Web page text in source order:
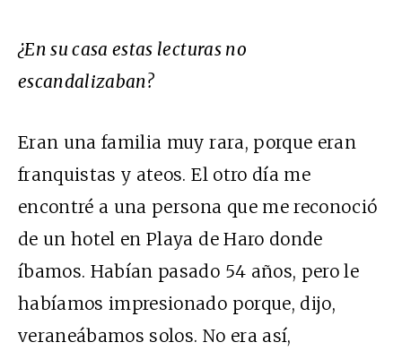
¿En su casa estas lecturas no
escandalizaban?
Eran una familia muy rara, porque eran
franquistas y ateos. El otro día me
encontré a una persona que me reconoció
de un hotel en Playa de Haro donde
íbamos. Habían pasado 54 años, pero le
habíamos impresionado porque, dijo,
veraneábamos solos. No era así,